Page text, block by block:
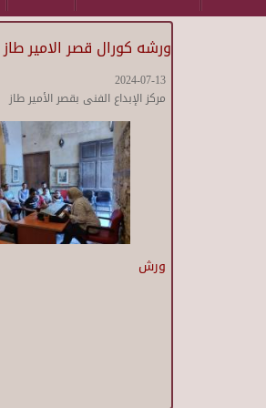
ورشه كورال قصر الامير
2024-07-13
مركز الإبداع الفنى بقصر الأمير طاز
ورش